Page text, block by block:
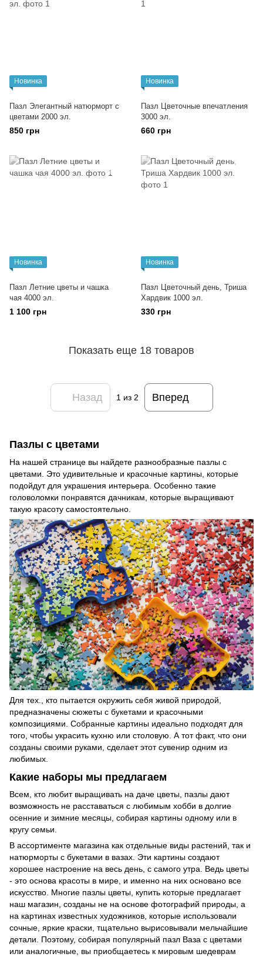
Новинка
Пазл Элегантный натюрморт с
цветами 2000 эл.
850 грн
Новинка
Пазл Цветочные впечатления
3000 эл.
660 грн
Новинка
Пазл Летние цветы и чашка
чая 4000 эл.
1 100 грн
Новинка
Пазл Цветочный день, Триша
Хардвик 1000 эл.
330 грн
Показать еще 18 товаров
Назад 1 из 2 Вперед
Пазлы с цветами
На нашей странице вы найдете разнообразные пазлы с
цветами. Это удивительные и красочные картины, которые
подойдут для украшения интерьера. Особенно такие
головоломки понравятся дачникам, которые выращивают
такую красоту самостоятельно.
Для тех., кто пытается окружить себя живой природой,
предназначены сюжеты с букетами и красочными
композициями. Собранные картины идеально подходят для
того, чтобы украсить кухню или столовую. А тот факт, что они
созданы своими руками, сделает этот сувенир одним из
любимых.
Какие наборы мы предлагаем
Всем, кто любит выращивать на даче цветы, пазлы дают
возможность не расставаться с любимым хобби в долгие
осенние и зимние месяцы, собирая картины одному или в
кругу семьи.
В ассортименте магазина как отдельные виды растений, так и
натюрморты с букетами в вазах. Эти картины создают
хорошее настроение на весь день, с самого утра. Ведь цветы
- это основа красоты в мире, и именно на них основано все
искусство. Многие пазлы цветы, купить которые предлагает
наш магазин, созданы не на основе фотографий природы, а
на картинах известных художников, которые использовали
сочные, яркие краски, тщательно вырисовывали мельчайшие
детали. Поэтому, собирая популярный пазл Ваза с цветами
или аналогичные, вы приобщаетесь к мировым шедеврам